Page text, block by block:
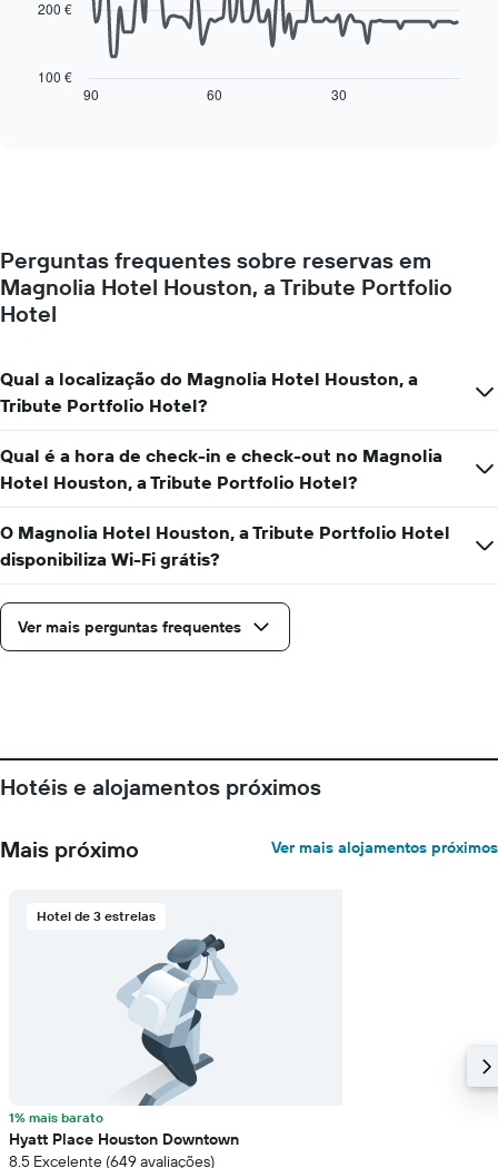
os
semana
médio
de
um
quarto
seguinte
perto
da
data
da
O
gráfico
apresenta
o
número
de
dias
da
estadia
numa
abcissa
O
quarto
90 60 30
100 €
200 €
Perguntas frequentes sobre reservas em
Magnolia Hotel Houston, a Tribute Portfolio
Hotel
Qual a localização do Magnolia Hotel Houston, a
Tribute Portfolio Hotel?
Qual é a hora de check-in e check-out no Magnolia
Hotel Houston, a Tribute Portfolio Hotel?
O Magnolia Hotel Houston, a Tribute Portfolio Hotel
disponibiliza Wi-Fi grátis?
Ver mais perguntas frequentes
Hotéis e alojamentos próximos
Mais próximo Ver mais alojamentos próximos
Hotel de 3 estrelas
1% mais barato
Hyatt Place Houston Downtown
8.5 Excelente (649 avaliações)